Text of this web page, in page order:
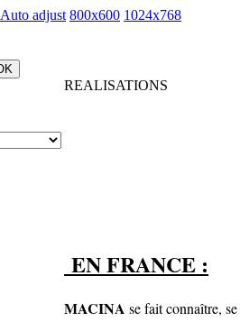
Auto adjust 800x600 1024x768
REALISATIONS
EN FRANCE :
MACINA se fait connaître,